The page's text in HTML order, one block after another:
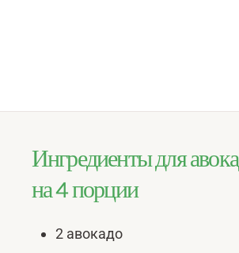
Ингредиенты для
на 4 порции
2 авокадо